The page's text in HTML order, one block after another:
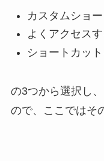
カスタムショ
よくアクセス
ショートカッ
の3つから選択し
ので、ここではそ